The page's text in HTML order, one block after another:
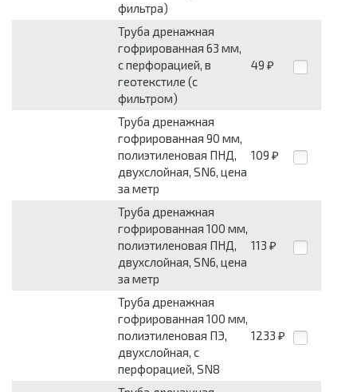
фильтра)
Труба дренажная
гофрированная 63 мм,
с перфорацией, в
геотекстиле (с
фильтром)
49 ₽
Труба дренажная
гофрированная 90 мм,
полиэтиленовая ПНД,
двухслойная, SN6, цена
за метр
109 ₽
Труба дренажная
гофрированная 100 мм,
полиэтиленовая ПНД,
двухслойная, SN6, цена
за метр
113 ₽
Труба дренажная
гофрированная 100 мм,
полиэтиленовая ПЭ,
двухслойная, с
перфорацией, SN8
1233 ₽